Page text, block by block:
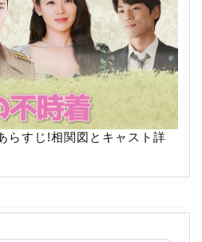
らすじ!相関図とキャスト詳